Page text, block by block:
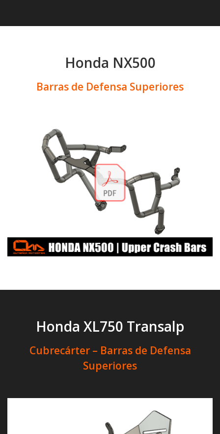
Honda NX500
Barras de Defensa Superiores
Honda XL750 Transalp
Cubrecárter – Barras de Defensa
Superiores